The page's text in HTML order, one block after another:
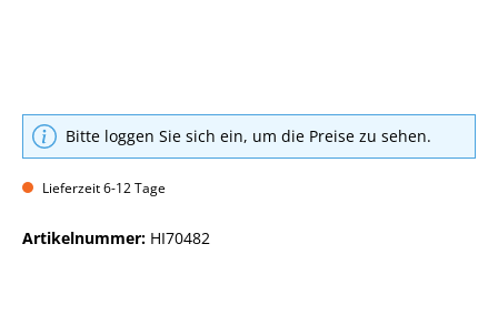
Bitte loggen Sie sich ein, um die Preise zu sehen.
Lieferzeit 6-12 Tage
Artikelnummer: HI70482